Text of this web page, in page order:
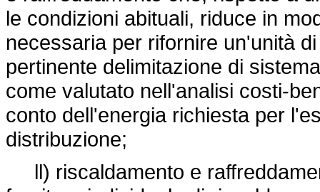
le condizioni abituali, riduce in
necessaria per rifornire un'unità
pertinente delimitazione di
come valutato nell'analisi costi-
conto dell'energia richiesta per
distribuzione;
ll) riscaldamento e